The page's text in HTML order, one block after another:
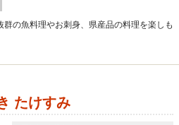
の魚料理やお刺身、県産品の料理を楽しも
たけすみ